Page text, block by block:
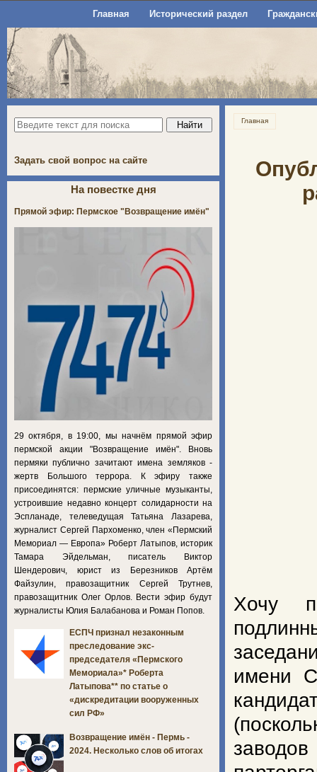
Главная Исторический раздел
Главная
Хочу
имени
Задать свой вопрос на сайте
На повестке дня
Прямой эфир: Пермское "Возвращение имён"
29 октября, в 19:00, мы начнём прямой эфир
пермской акции "Возвращение имён". Вновь
пермяки публично зачитают имена земляков -
жертв Большого террора. К эфиру также
присоединятся: пермские уличные музыканты,
устроившие недавно концерт солидарности на
Эспланаде, телеведущая Татьяна Лазарева,
журналист Сергей Пархоменко, член «Пермский
Мемориал — Европа» Роберт Латыпов, историк
Тамара Эйдельман, писатель Виктор
Шендерович, юрист из Березников Артём
Файзулин, правозащитник Сергей Трутнев,
правозащитник Олег Орлов. Вести эфир будут
журналисты Юлия Балабанова и Роман Попов.
ЕСПЧ признал незаконным
преследование экс-
председателя «Пермского
Мемориала»* Роберта
Латыпова** по статье о
«дискредитации вооруженных
сил РФ»
Возвращение имён - Пермь -
2024. Несколько слов об итогах